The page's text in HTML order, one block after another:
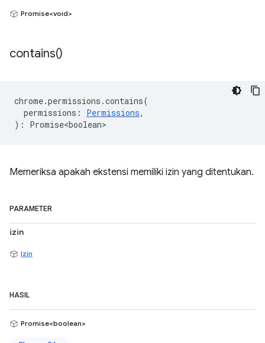
Promise<void>
contains()
chrome.permissions .contains(
permissions : Permissions,
) : Promise<boolean>
Memeriksa apakah ekstensi memiliki izin yang ditentukan.
PARAMETER
izin
Izin
HASIL
Promise<boolean>